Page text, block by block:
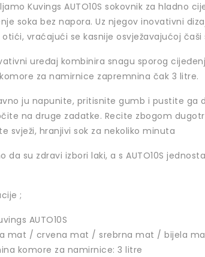
Kuvings AUTO10S sokovnik za hladno
soka bez napora. Uz njegov inovativni
vraćajući se kasnije osvježavajućoj čaši
uređaj kombinira snagu sporog
za namirnice zapremnina čak 3 litre.
ju napunite, pritisnite gumb i pustite ga
na druge zadatke. Recite zbogom
svježi, hranjivi sok za nekoliko minuta
da su zdravi izbori laki, a s AUTO10S
;
AUTO10S
mat / crvena mat / srebrna mat / bijela
komore za namirnice: 3 litre